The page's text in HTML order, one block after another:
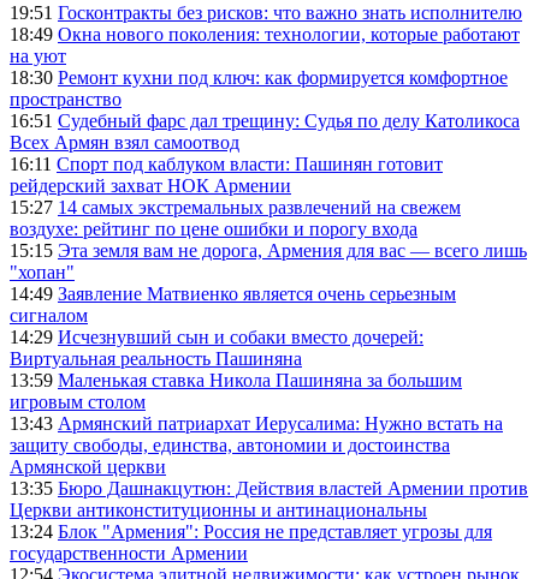
19:51 Госконтракты без рисков: что важно знать исполнителю
18:49 Окна нового поколения: технологии, которые работают
на уют
18:30 Ремонт кухни под ключ: как формируется комфортное
пространство
16:51 Судебный фарс дал трещину: Судья по делу Католикоса
Всех Армян взял самоотвод
16:11 Спорт под каблуком власти: Пашинян готовит
рейдерский захват НОК Армении
15:27 14 самых экстремальных развлечений на свежем
воздухе: рейтинг по цене ошибки и порогу входа
15:15 Эта земля вам не дорога, Армения для вас — всего лишь
"хопан"
14:49 Заявление Матвиенко является очень серьезным
сигналом
14:29 Исчезнувший сын и собаки вместо дочерей:
Виртуальная реальность Пашиняна
13:59 Маленькая ставка Никола Пашиняна за большим
игровым столом
13:43 Армянский патриархат Иерусалима: Нужно встать на
защиту свободы, единства, автономии и достоинства
Армянской церкви
13:35 Бюро Дашнакцутюн: Действия властей Армении против
Церкви антиконституционны и антинациональны
13:24 Блок "Армения": Россия не представляет угрозы для
государственности Армении
12:54 Экосистема элитной недвижимости: как устроен рынок